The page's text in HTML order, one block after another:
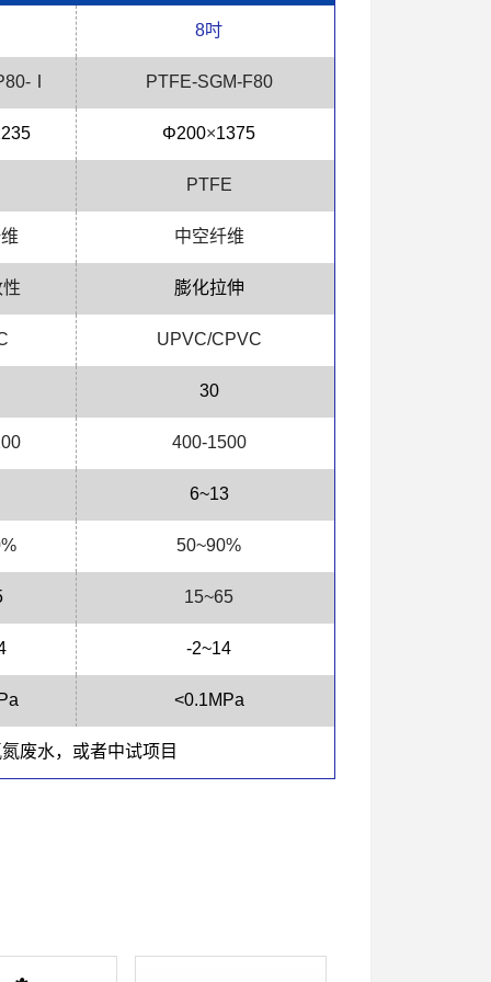
8吋
Ⅰ PTFE-SGM-F80
Φ200×1375
PTFE
中空纤维
膨化拉伸
UPVC/CPVC
30
00 400-1500
6~13
50~90%
15~65
-2~14
<0.1MPa
废水，或者中试项目